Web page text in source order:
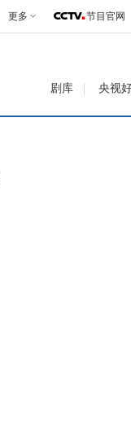
更多 节目官网
剧库 央视